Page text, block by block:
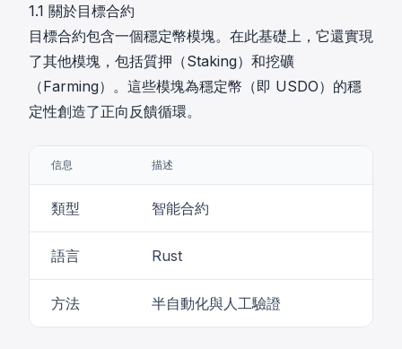
1.1 關於目標合約
目標合約包含一個穩定幣模塊。在此基礎上，它還實現
了其他模塊，包括質押（Staking）和挖礦
（Farming）。這些模塊為穩定幣（即 USDO）的穩
定性創造了正向反饋循環。
信息 描述
類型 智能合約
語言 Rust
方法 半自動化與人工驗證